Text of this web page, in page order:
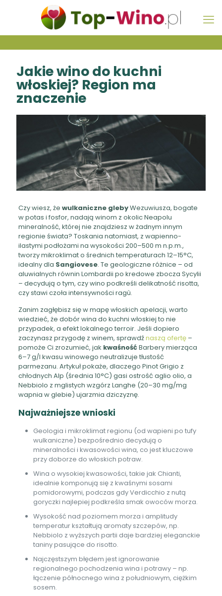
Jakie wino do kuchni
włoskiej? Region ma
znaczenie
Czy wiesz, że wulkaniczne glebyWezuwiusza, bogate
w potas i fosfor, nadają winom z okolic Neapolu
mineralność, której nie znajdziesz w żadnym innym
regionie świata? Toskania natomiast, z wapienno-
ilastymi podłożami na wysokości 200–500 m n.p.m.,
tworzy mikroklimat o średnich temperaturach 12–15°C,
idealny dla Sangiovese. Te geologiczne różnice – od
aluwialnych równin Lombardii po kredowe zbocza Sycylii
– decydują o tym, czy wino podkreśli delikatność risotta,
czy stawi czoła intensywności ragù.
Zanim zagłębisz się w mapę włoskich apelacji, warto
wiedzieć, że dobór wina do kuchni włoskiej to nie
przypadek, a efekt lokalnego terroir. Jeśli dopiero
zaczynasz przygodę z winem, sprawdźnaszą ofertę–
pomoże Ci zrozumieć, jak kwaśnośćBarbery mierząca
6–7 g/l kwasu winowego neutralizuje tłustość
parmezanu. Artykuł pokaże, dlaczego Pinot Grigio z
chłodnych Alp (średnia 10°C) gasi ostrość aglio olio, a
Nebbiolo z mglistych wzgórz Langhe (20–30 mg/mg
wapnia w glebie) ujarzmia dziczyznę.
Najważniejsze wnioski
Geologia i mikroklimat regionu (od wapieni po tufy
wulkaniczne) bezpośrednio decydują o
mineralności i kwasowości wina, co jest kluczowe
przy doborze do włoskich potraw.
Wina o wysokiej kwasowości, takie jak Chianti,
idealnie komponują się z kwaśnymi sosami
pomidorowymi, podczas gdy Verdicchio z nutą
goryczki najlepiej podkreśla smak owoców morza.
Wysokość nad poziomem morza i amplitudy
temperatur kształtują aromaty szczepów, np.
Nebbiolo z wyższych partii daje bardziej eleganckie
taniny pasujące do risotto.
Najczęstszym błędem jest ignorowanie
regionalnego pochodzenia wina i potrawy – np.
łączenie północnego wina z południowym, ciężkim
sosem.